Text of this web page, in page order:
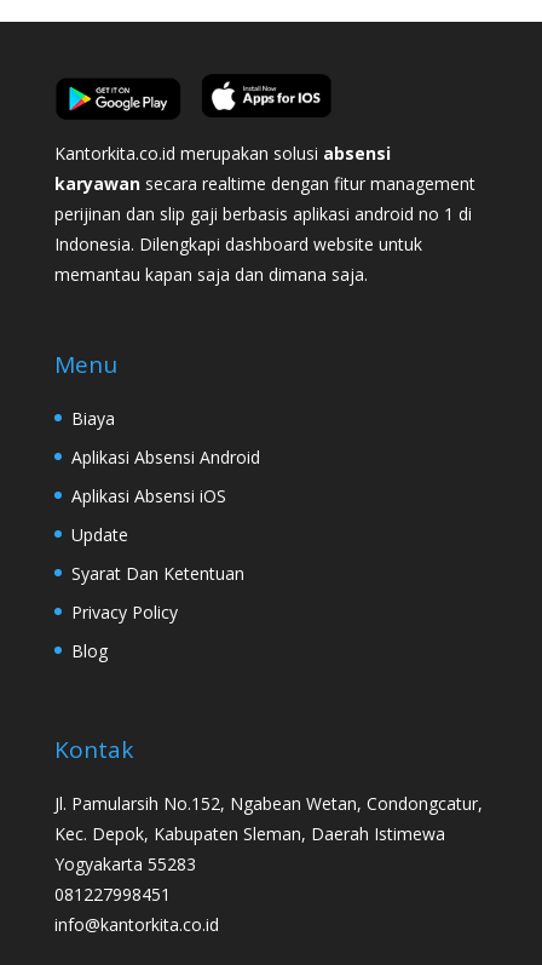
Kantorkita.co.id merupakan solusi absensi
karyawan secara realtime dengan fitur management
perijinan dan slip gaji berbasis aplikasi android no 1 di
Indonesia. Dilengkapi dashboard website untuk
memantau kapan saja dan dimana saja.
Menu
Biaya
Aplikasi Absensi Android
Aplikasi Absensi iOS
Update
Syarat Dan Ketentuan
Privacy Policy
Blog
Kontak
Jl. Pamularsih No.152, Ngabean Wetan, Condongcatur,
Kec. Depok, Kabupaten Sleman, Daerah Istimewa
Yogyakarta 55283
081227998451
info@kantorkita.co.id